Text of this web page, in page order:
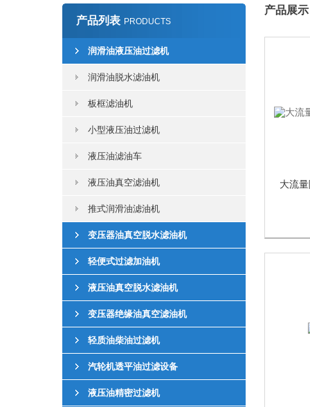
产品列表 PRODUCTS
润滑油液压油过滤机
润滑油脱水滤油机
板框滤油机
小型液压油过滤机
液压油滤油车
液压油真空滤油机
推式润滑油滤油机
变压器油真空脱水滤油机
轻便式过滤加油机
液压油真空脱水滤油机
变压器绝缘油真空滤油机
轻质油柴油过滤机
汽轮机透平油过滤设备
液压油精密过滤机
产品展
大流